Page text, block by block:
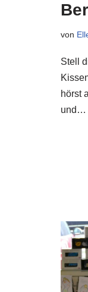
von
Stell
hörst
und…